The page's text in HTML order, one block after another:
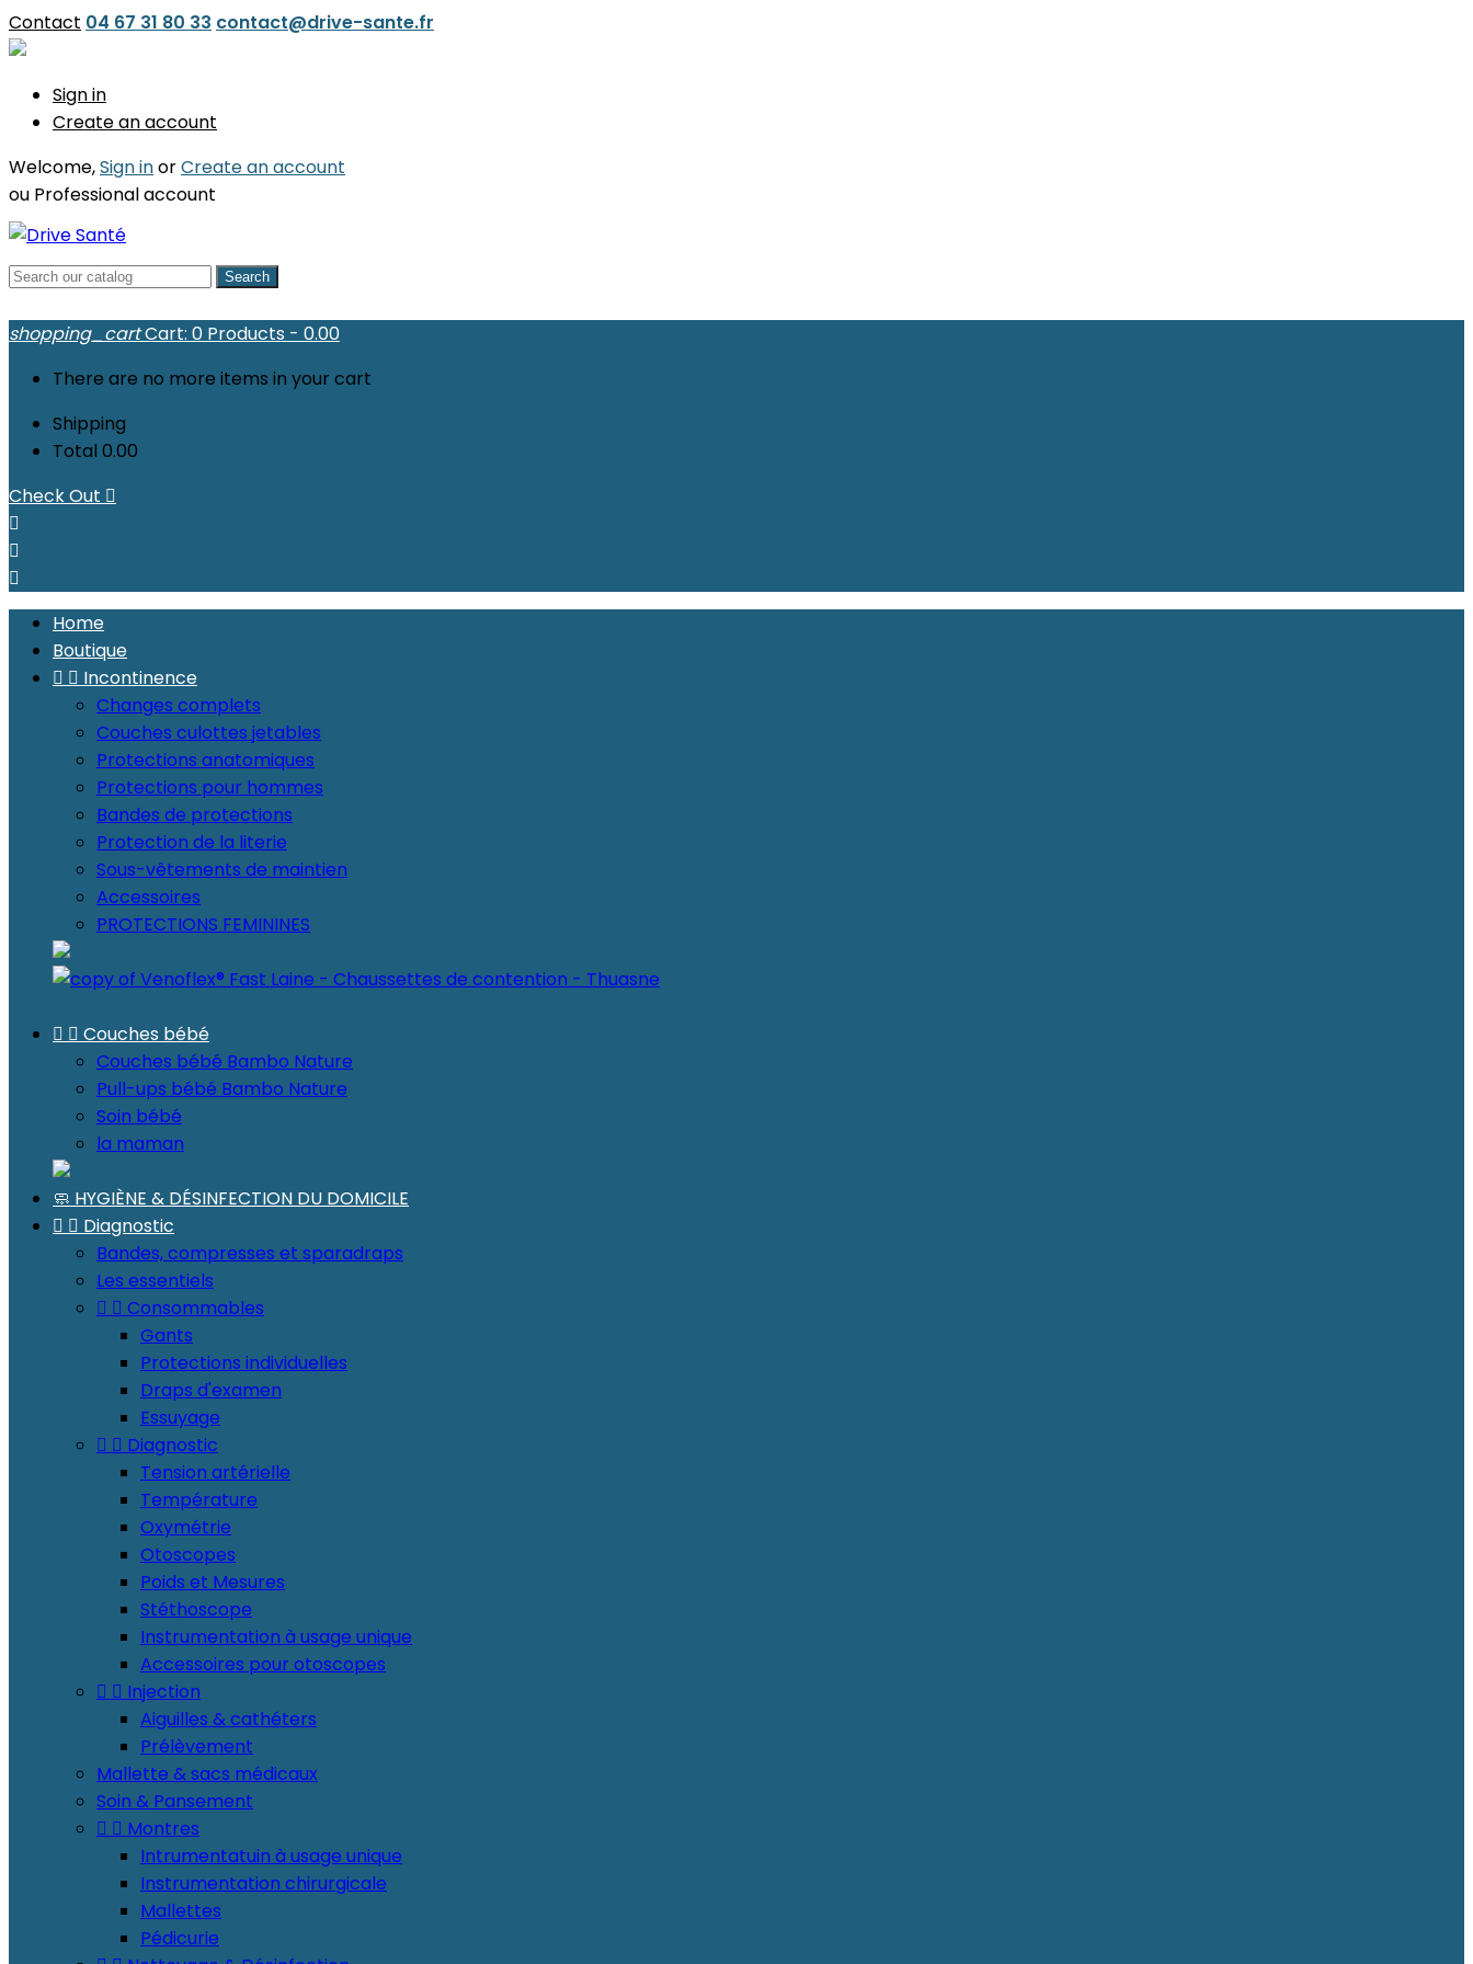
Contact 04 67 31 80 33 contact@drive-sante.fr
Sign in
Create an account
Welcome,Sign inorCreate an account
ou Professional account
Search
shopping_cartCart: 0 Products - 0.00
There are no more items in your cart
Shipping
Total 0.00
Check Out 



Home
Boutique
  Incontinence
Changes complets
Couches culottes jetables
Protections anatomiques
Protections pour hommes
Bandes de protections
Protection de la literie
Sous-vêtements de maintien
Accessoires
PROTECTIONS FEMININES
  Couches bébé
Couches bébé Bambo Nature
Pull-ups bébé Bambo Nature
Soin bébé
la maman
🧼 HYGIÈNE & DÉSINFECTION DU DOMICILE
  Diagnostic
Bandes, compresses et sparadraps
Les essentiels
  Consommables
Gants
Protections individuelles
Draps d'examen
Essuyage
  Diagnostic
Tension artérielle
Température
Oxymétrie
Otoscopes
Poids et Mesures
Stéthoscope
Instrumentation à usage unique
Accessoires pour otoscopes
  Injection
Aiguilles & cathéters
Prélèvement
Mallette & sacs médicaux
Soin & Pansement
  Montres
Intrumentatuin à usage unique
Instrumentation chirurgicale
Mallettes
Pédicurie